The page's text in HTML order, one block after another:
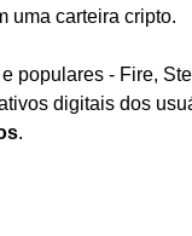
uma carteira cripto.
populares - Fire,
digitais dos
.